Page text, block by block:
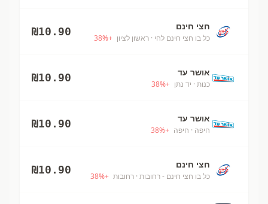
חצי חינם
כל בו חצי חינם לחי · ראשון לציון +
38%
₪10.90
אושר עד
כנות · יד נתן +
38%
₪10.90
אושר עד
חיפה · חיפה +
38%
₪10.90
חצי חינם
כל בו חצי חינם - רחובות · רחובות +
38%
₪10.90